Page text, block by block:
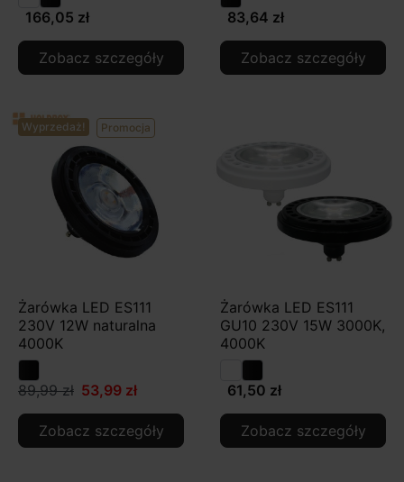
166,05 zł
Zobacz szczegóły
83,64 zł
Zobacz szczegóły
Wyprzedaż! Promocja
Żarówka LED ES111
230V 12W naturalna
4000K
89,99 zł 53,99 zł
Zobacz szczegóły
Żarówka LED ES111
GU10 230V 15W 3000K,
4000K
61,50 zł
Zobacz szczegóły